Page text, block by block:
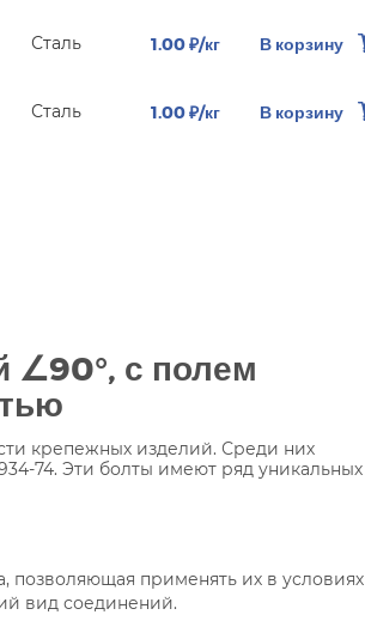
Сталь 1.00 ₽/кг В корзину
Сталь 1.00 ₽/кг В корзину
∠90°, с полем
крепежных изделий. Среди них
74. Эти болты имеют ряд уникальных
позволяющая применять их в условиях
вид соединений.